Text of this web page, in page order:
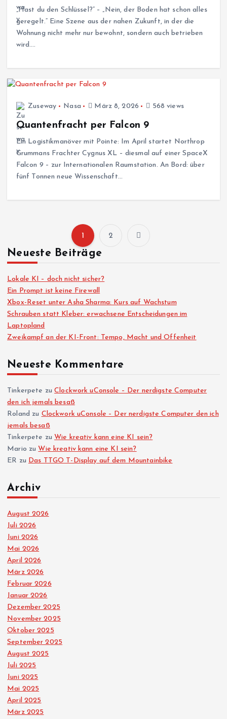
„Hast du den Schlüssel?“ – „Nein, der Boden hat schon alles
geregelt.“ Eine Szene aus der nahen Zukunft, in der die
Wohnung nicht mehr nur bewohnt, sondern auch betrieben
wird.…
Zuseway Nasa März 8, 2026 568 views
Quantenfracht per Falcon 9
Ein Logistikmanöver mit Pointe: Im April startet Northrop
Grummans Frachter Cygnus XL – diesmal auf einer SpaceX
Falcon 9 – zur Internationalen Raumstation. An Bord: über
fünf Tonnen neue Wissenschaft…
i
t
e
n
n
u
m
m
1 2
Neueste Beiträge
Lokale KI – doch nicht sicher?
Ein Prompt ist keine Firewall
Xbox-Reset unter Asha Sharma: Kurs auf Wachstum
Schrauben statt Kleber: erwachsene Entscheidungen im
Laptopland
Zweikampf an der KI-Front: Tempo, Macht und Offenheit
Neueste Kommentare
Tinkerpete zuClockwork uConsole – Der nerdigste Computer
den ich jemals besaß
Roland zu Clockwork uConsole – Der nerdigste Computer den ich
jemals besaß
Tinkerpete zuWie kreativ kann eine KI sein?
Mario zuWie kreativ kann eine KI sein?
ER zu Das TTGO T-Display auf dem Mountainbike
Archiv
August 2026
Juli 2026
Juni 2026
Mai 2026
April 2026
März 2026
Februar 2026
Januar 2026
Dezember 2025
November 2025
Oktober 2025
September 2025
August 2025
Juli 2025
Juni 2025
Mai 2025
April 2025
März 2025